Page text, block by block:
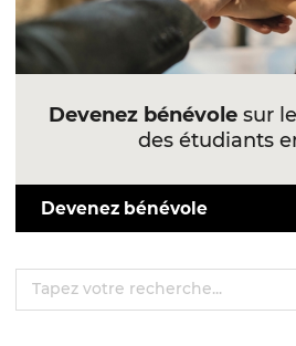
Devenez bénévolesur
des étudiants
Devenez bénévole